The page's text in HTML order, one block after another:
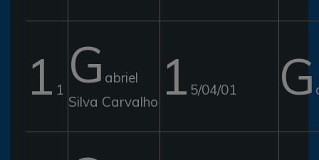
1 1 G abriel
Silva Carvalho 1 5/04/01 G